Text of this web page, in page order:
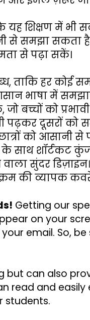
शिक्षण में भी
से समझा सकता
से पढ़ा सकें।
ताकि हर कोई
भाषा में
बच्चों को
पढ़कर दूसरों को
को आसानी
साथ शॉर्टकट
सुंदर डिज़ाइन।
की व्यापक
Getting our
on your
email. So,
but can also
read and
students.